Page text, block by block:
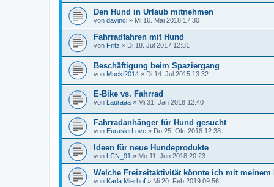
Den Hund in Urlaub mitnehmen
von davinci » Mi 16. Mai 2018 17:30
Fahrradfahren mit Hund
von Fritz » Di 18. Jul 2017 12:31
Beschäftigung beim Spaziergang
von Mucki2014 » Di 14. Jul 2015 13:32
E-Bike vs. Fahrrad
von Lauraaa » Mi 31. Jan 2018 12:40
Fahrradanhänger für Hund gesucht
von EurasierLove » Do 25. Okt 2018 12:38
Ideen für neue Hundeprodukte
von LCN_91 » Mo 11. Jun 2018 20:23
Welche Freizeitaktivität könnte ich mit
von Karla Mierhof » Mi 20. Feb 2019 09:56